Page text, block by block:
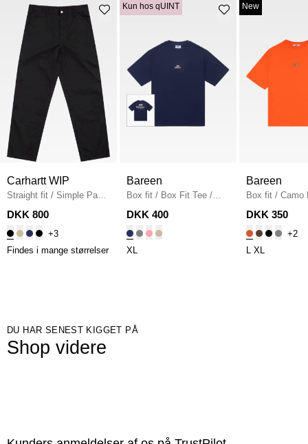
Carhartt WIP
Straight fit / Simple Pant
I020075 / BLACK
DKK 800
+3
Findes i mange størrelser
Kun hos qUINT
Bareen
Box fit / Box Fit Tee /
NAVY
DKK 400
XL
New
Bareen
Box fit / Camo
Fit T-shirt /
DKK 350
+2
XL
DU HAR SENEST KIGGET PÅ
Shop videre